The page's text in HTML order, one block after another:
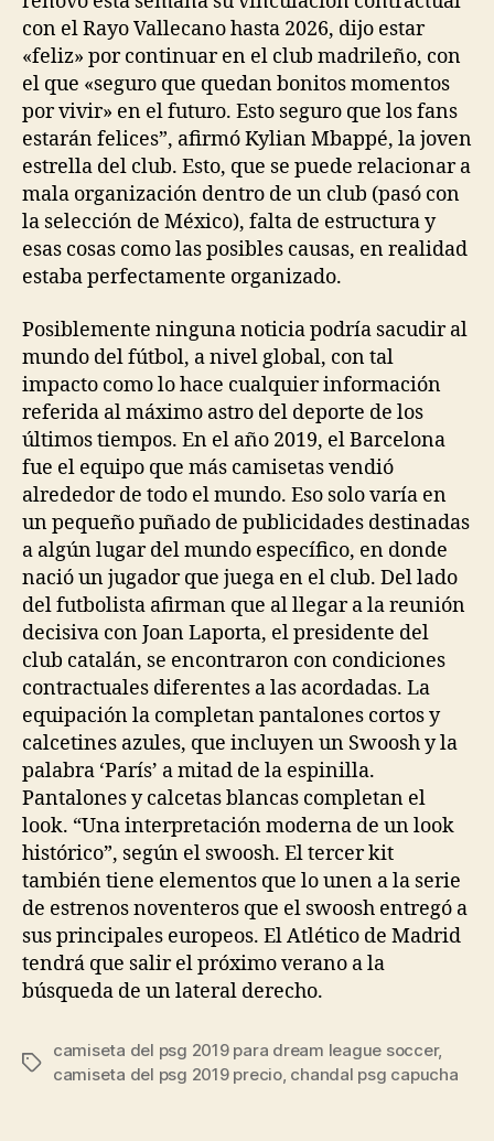
con el Rayo Vallecano hasta 2026, dijo estar
«feliz» por continuar en el club madrileño, con
el que «seguro que quedan bonitos momentos
por vivir» en el futuro. Esto seguro que los fans
estarán felices”, afirmó Kylian Mbappé, la joven
estrella del club. Esto, que se puede relacionar a
mala organización dentro de un club (pasó con
la selección de México), falta de estructura y
esas cosas como las posibles causas, en realidad
estaba perfectamente organizado.
Posiblemente ninguna noticia podría sacudir al
mundo del fútbol, a nivel global, con tal
impacto como lo hace cualquier información
referida al máximo astro del deporte de los
últimos tiempos. En el año 2019, el Barcelona
fue el equipo que más camisetas vendió
alrededor de todo el mundo. Eso solo varía en
un pequeño puñado de publicidades destinadas
a algún lugar del mundo específico, en donde
nació un jugador que juega en el club. Del lado
del futbolista afirman que al llegar a la reunión
decisiva con Joan Laporta, el presidente del
club catalán, se encontraron con condiciones
contractuales diferentes a las acordadas. La
equipación la completan pantalones cortos y
calcetines azules, que incluyen un Swoosh y la
palabra ‘París’ a mitad de la espinilla.
Pantalones y calcetas blancas completan el
look. “Una interpretación moderna de un look
histórico”, según el swoosh. El tercer kit
también tiene elementos que lo unen a la serie
de estrenos noventeros que el swoosh entregó a
sus principales europeos. El Atlético de Madrid
tendrá que salir el próximo verano a la
búsqueda de un lateral derecho.
Etiquetas
camiseta del psg 2019 para dream league soccer,
camiseta del psg 2019 precio, chandal psg capucha